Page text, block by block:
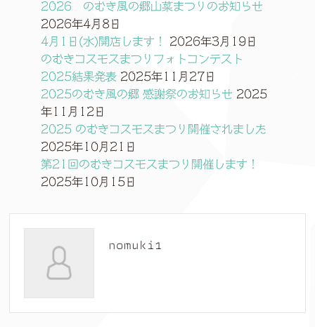
2026 のむき風の郷山菜まつりのお知らせ
2026年4月8日
4月1日(水)開店します！
2026年3月19日
のむきコスモスまつりフォトコンテスト
2025結果発表 2025年11月27日
2025のむき風の郷 感謝祭のお知らせ 2025
年11月12日
2025 のむきコスモスまつり開催されました
2025年10月21日
第21回のむきコスモスまつり開催します！
2025年10月15日
nomuki1